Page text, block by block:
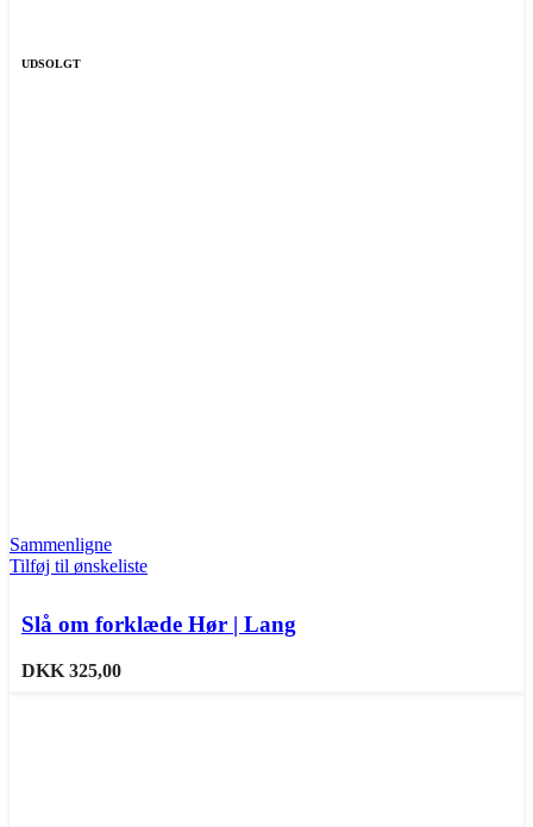
UDSOLGT
Sammenligne
Tilføj til ønskeliste
Slå om forklæde Hør | Lang
DKK 325,00